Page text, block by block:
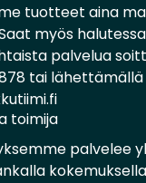
tuotteet aina
myös
palvelua
tai
toimija
palvelee